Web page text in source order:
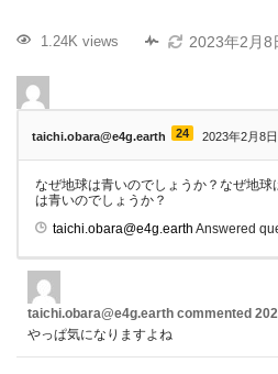
1.24K views 2023年2月8
taichi.obara@e4g.earth 24 2023年2月8日
なぜ地球は青いのでしょうか？なぜ地
は青いのでしょうか？
taichi.obara@e4g.earth Answered
taichi.obara@e4g.earth commented
やっぱ気になりますよね